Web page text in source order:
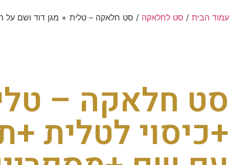
עמוד הבית / סט לחלאקה / סט חלאקה – טלית + מגן דוד ושם על
סט חלאקה –
+כיסוי לטלית